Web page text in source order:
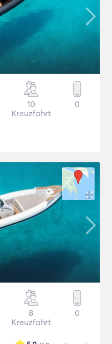
10
Kreuzfahrt
0
8
Kreuzfahrt
0